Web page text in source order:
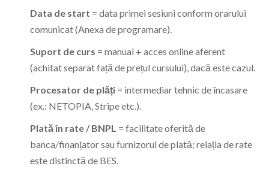
Data de start = data primei sesiuni conform orarului
comunicat (Anexa de programare).
Suport de curs = manual + acces online aferent
(achitat separat față de prețul cursului), dacă este cazul.
Procesator de plăți = intermediar tehnic de încasare
(ex.: NETOPIA, Stripe etc.).
Plată în rate / BNPL = facilitate oferită de
banca/finanțator sau furnizorul de plată; relația de rate
este distinctă de BES.